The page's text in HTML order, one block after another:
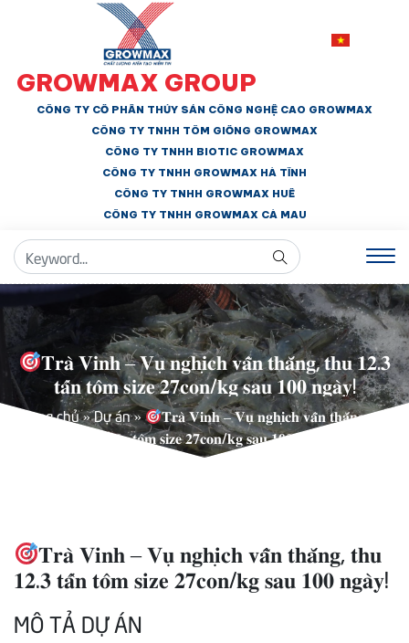
GROWMAX GROUP
CÔNG TY CỔ PHẦN THỦY SẢN CÔNG NGHỆ CAO GROWMAX
CÔNG TY TNHH TÔM GIỐNG GROWMAX
CÔNG TY TNHH BIOTIC GROWMAX
CÔNG TY TNHH GROWMAX HÀ TĨNH
CÔNG TY TNHH GROWMAX HUẾ
CÔNG TY TNHH GROWMAX CÀ MAU
𝐓𝐫𝐚̀ 𝐕𝐢𝐧𝐡 – 𝐕𝐮̣ 𝐧𝐠𝐡𝐢̣𝐜𝐡 𝐯𝐚̂̃𝐧 𝐭𝐡𝐚̆́𝐧𝐠, 𝐭𝐡𝐮 𝟏𝟐.𝟑
𝐭𝐚̂́𝐧 𝐭𝐨̂𝐦 𝐬𝐢𝐳𝐞 𝟐𝟕𝐜𝐨𝐧/𝐤𝐠 𝐬𝐚𝐮 𝟏𝟎𝟎 𝐧𝐠𝐚̀𝐲!
Trang chủ»Dự án»
𝐓𝐫𝐚̀ 𝐕𝐢𝐧𝐡 – 𝐕𝐮̣ 𝐧𝐠𝐡𝐢̣𝐜𝐡 𝐯𝐚̂̃𝐧 𝐭𝐡𝐚̆́𝐧𝐠, 𝐭𝐡𝐮
𝟏𝟐.𝟑 𝐭𝐚̂́𝐧 𝐭𝐨̂𝐦 𝐬𝐢𝐳𝐞 𝟐𝟕𝐜𝐨𝐧/𝐤𝐠 𝐬𝐚𝐮 𝟏𝟎𝟎 𝐧𝐠𝐚̀𝐲!
𝐓𝐫𝐚̀ 𝐕𝐢𝐧𝐡 – 𝐕𝐮̣ 𝐧𝐠𝐡𝐢̣𝐜𝐡 𝐯𝐚̂̃𝐧 𝐭𝐡𝐚̆́𝐧𝐠, 𝐭𝐡𝐮
𝟏𝟐.𝟑 𝐭𝐚̂́𝐧 𝐭𝐨̂𝐦 𝐬𝐢𝐳𝐞 𝟐𝟕𝐜𝐨𝐧/𝐤𝐠 𝐬𝐚𝐮 𝟏𝟎𝟎 𝐧𝐠𝐚̀𝐲!
MÔ TẢ DỰ ÁN